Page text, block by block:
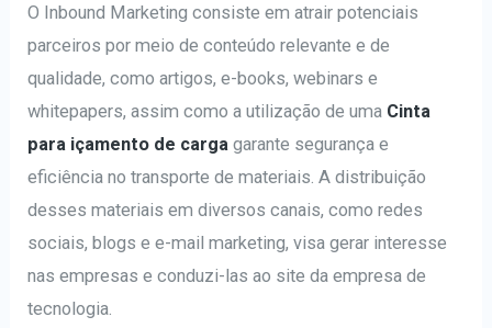
O Inbound Marketing consiste em atrair potenciais
parceiros por meio de conteúdo relevante e de
qualidade, como artigos, e-books, webinars e
whitepapers, assim como a utilização de uma Cinta
para içamento de carga garante segurança e
eficiência no transporte de materiais. A distribuição
desses materiais em diversos canais, como redes
sociais, blogs e e-mail marketing, visa gerar interesse
nas empresas e conduzi-las ao site da empresa de
tecnologia.